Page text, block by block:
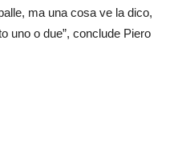
ma una cosa ve la dico,
uno o due”, conclude Piero